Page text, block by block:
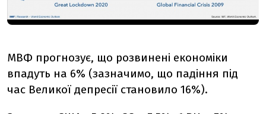
МВФ прогнозує, що розвинені економіки
впадуть на 6% (зазначимо, що падіння під
час Великої депресії становило 16%).